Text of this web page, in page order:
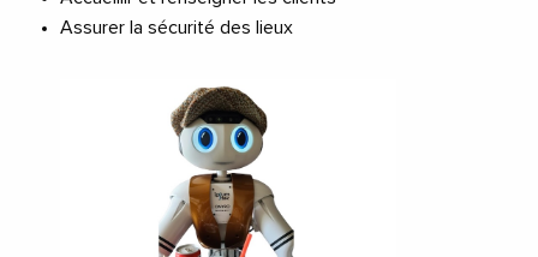
Assurer la sécurité des lieux